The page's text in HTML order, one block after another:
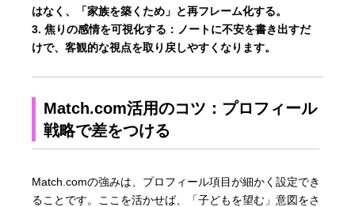
はなく、「家族を築くため」と再フレーム化する。
焦りの感情を可視化する ：ノートに不安を書き出すだ
けで、客観的な視点を取り戻しやすくなります。
Match.com活用のコツ：プロフィール
戦略で差をつける
Match.comの強みは、プロフィール項目が細かく設定でき
ることです。ここを活かせば、「子どもを望む」意図をさ